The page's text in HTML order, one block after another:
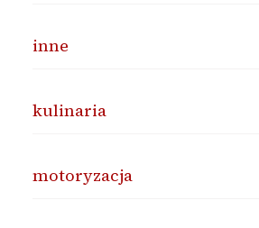
inne
kulinaria
motoryzacja